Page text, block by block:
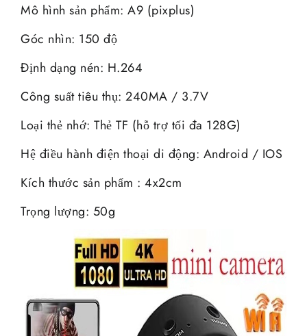
Mô hình sản phẩm: A9 (pixplus)
Góc nhìn: 150 độ
Định dạng nén: H.264
Công suất tiêu thụ: 240MA / 3.7V
Loại thẻ nhớ: Thẻ TF (hỗ trợ tối đa 128G)
Hệ điều hành điện thoại di động: Android / IOS
Kích thước sản phẩm : 4x2cm
Trọng lượng: 50g